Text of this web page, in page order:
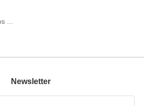
...
Newsletter